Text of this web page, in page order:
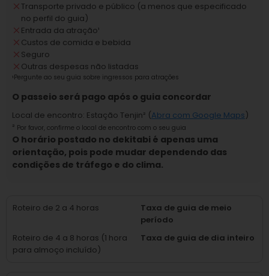
Transporte privado e público (a menos que especificado
no perfil do guia)
Entrada da atração¹
Custos de comida e bebida
Seguro
Outras despesas não listadas
¹Pergunte ao seu guia sobre ingressos para atrações
O passeio será pago após o guia concordar
Local de encontro: Estação Tenjin² (Abra com Google Maps)
² Por favor, confirme o local de encontro com o seu guia
O horário postado no dekitabi é apenas uma
orientação, pois pode mudar dependendo das
condições de tráfego e do clima.
Roteiro de 2 a 4 horas
Taxa de guia de meio
período
Roteiro de 4 a 8 horas (1 hora
para almoço incluído)
Taxa de guia de dia inteiro